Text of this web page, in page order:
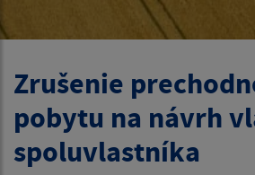
Zrušenie
pobytu na návrh
spoluvlastníka